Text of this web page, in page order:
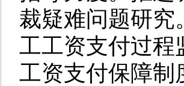
裁疑难问题研究
工工资支付过程
工资支付保障制